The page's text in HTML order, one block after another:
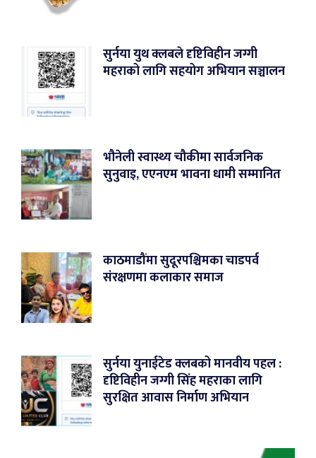
सुर्नया युथ क्लबले दृष्टिविहीन जग्गी
महराको लागि सहयोग अभियान सञ्चालन
भौनेली स्वास्थ्य चौकीमा सार्वजनिक
सुनुवाइ, एएनएम भावना धामी सम्मानित
काठमाडौंमा सुदूरपश्चिमका चाडपर्व
संरक्षणमा कलाकार समाज
सुर्नया युनाईटेड क्लबको मानवीय पहल :
दृष्टिविहीन जग्गी सिंह महराका लागि
सुरक्षित आवास निर्माण अभियान